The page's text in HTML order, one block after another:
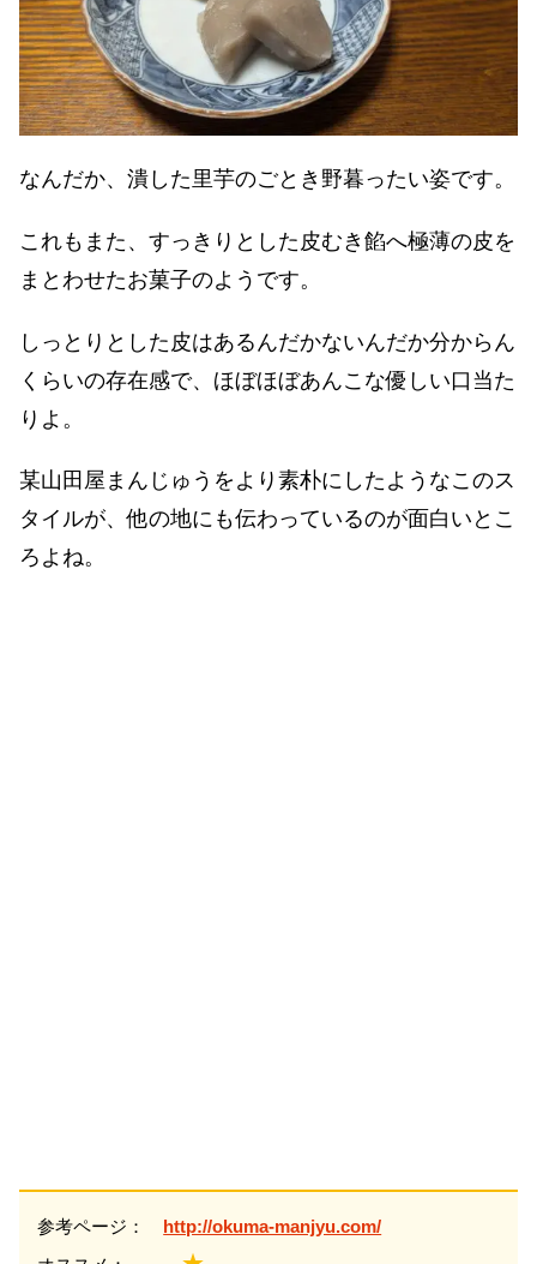
なんだか、潰した里芋のごとき野暮ったい姿です。
これもまた、すっきりとした皮むき餡へ極薄の皮を
まとわせたお菓子のようです。
しっとりとした皮はあるんだかないんだか分からん
くらいの存在感で、ほぼほぼあんこな優しい口当た
りよ。
某山田屋まんじゅうをより素朴にしたようなこのス
タイルが、他の地にも伝わっているのが面白いとこ
ろよね。
参考ページ： http://okuma-manjyu.com/